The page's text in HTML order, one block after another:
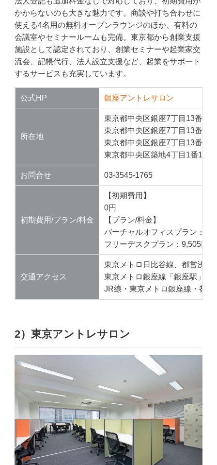
かからないのも大きな魅力です。商談や打ち合わせに
使える4名用の無料オープンラウンジのほか、有料の
会議室やセミナールームも完備。東京都から創業支援
施設として認定されており、創業セミナーや起業家交
流会、記帳代行、法人設立支援など、起業をサポート
するサービスも充実しています。
公式HP 銀座アントレサロン
所在地
東京都中央区銀座7丁目13番5
東京都中央区銀座7丁目13番6号
東京都中央区銀座7丁目13番20
東京都中央区築地4丁目1番1号
お問合せ 03-3545-1765
初期費用/プラン/料金
【初期費用】
0円
【プラン/料金】
バーチャルオフィスプラン：
フリーデスクプラン：9,505円/
交通アクセス
東京メトロ日比谷線、都営浅草
東京メトロ銀座線「銀座駅」徒
JR線・東京メトロ銀座線・都
2） 東京アントレサロン